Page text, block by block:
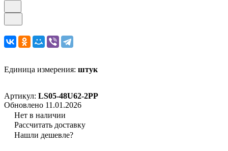
Единица измерения: штук
Артикул: LS05-48U62-2PP
Обновлено 11.01.2026
Нет в наличии
Рассчитать доставку
Нашли дешевле?